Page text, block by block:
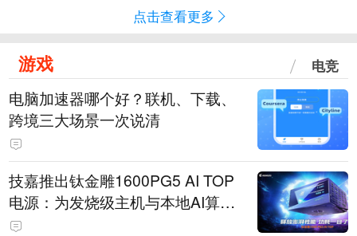
点击查看更多
游戏 电竞
电脑加速器哪个好？联机、下载、
跨境三大场景一次说清
技嘉推出钛金雕1600PG5 AI TOP
电源：为发烧级主机与本地AI算力
打造旗舰供电方案